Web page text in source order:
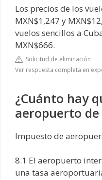
Los precios de los
MXN$1,247 y
vuelos sencillos a
MXN$666.
Solicitud de eliminación
Ver respuesta completa en
¿Cuánto hay
aeropuerto de
Impuesto de
8.1 El aeropuerto
una tasa